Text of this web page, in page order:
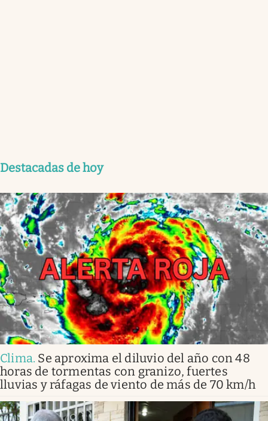
Destacadas de hoy
Clima. Se aproxima el diluvio del año con 48
horas de tormentas con granizo, fuertes
lluvias y ráfagas de viento de más de 70 km/h